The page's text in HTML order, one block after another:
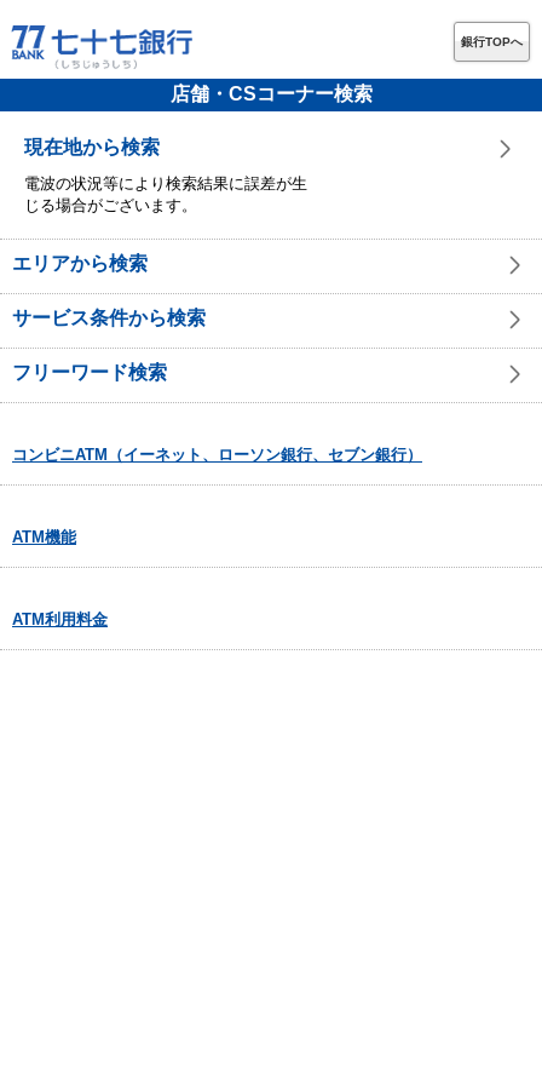
銀行TOPへ
店舗・CSコーナー検索
現在地から検索
電波の状況等により検索結果に誤差が生
じる場合がございます。
エリアから検索
サービス条件から検索
フリーワード検索
コンビニATM（イーネット、ローソン銀行、セブン銀行）
ATM機能
ATM利用料金